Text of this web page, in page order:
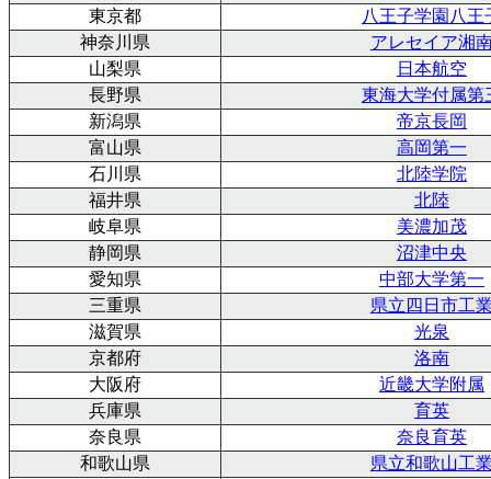
東京都
八王子学園八王
神奈川県
アレセイア湘
山梨県
日本航空
長野県
東海大学付属第
新潟県
帝京長岡
富山県
高岡第一
石川県
北陸学院
福井県
北陸
岐阜県
美濃加茂
静岡県
沼津中央
愛知県
中部大学第一
三重県
県立四日市工
滋賀県
光泉
京都府
洛南
大阪府
近畿大学附属
兵庫県
育英
奈良県
奈良育英
和歌山県
県立和歌山工